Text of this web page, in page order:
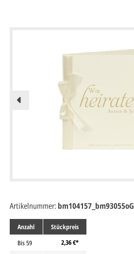
Anzahl
Stückpreis
Bis59
2,36 €*
Artikelnummer: bm104157_bm93055oG